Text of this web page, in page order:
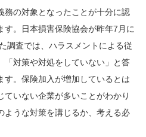
務の対象となったことが十分に認
す。日本損害保険協会が昨年7月に
調査では、ハラスメントによる従
「対策や対処をしていない」と答
す。保険加入が増加しているとは
ていない企業が多いことがわかり
ような対策を講じるか、考える必